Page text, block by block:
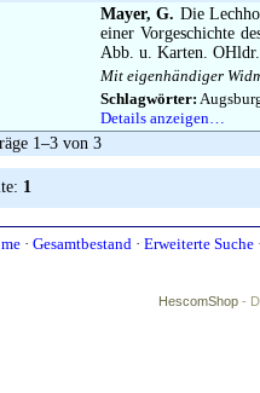
Mayer, G. Die
einer Vorgeschichte
Abb. u. Karten.
Mit eigenhändiger
Schlagwörter:
Details anzeigen…
1–3 von 3
1
· Gesamtbestand · Erweiterte Suche ·
HescomShop -